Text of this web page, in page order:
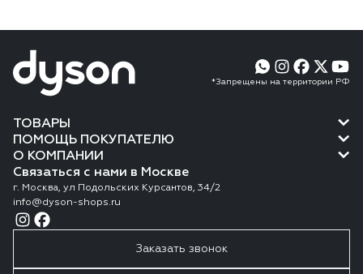
*Запрещены на территории РФ
ТОВАРЫ
ПОМОЩЬ ПОКУПАТЕЛЮ
О КОМПАНИИ
Связаться с нами в Москве
г. Москва, ул Подольских Курсантов, 34/2
info@dyson-shops.ru
Заказать звонок